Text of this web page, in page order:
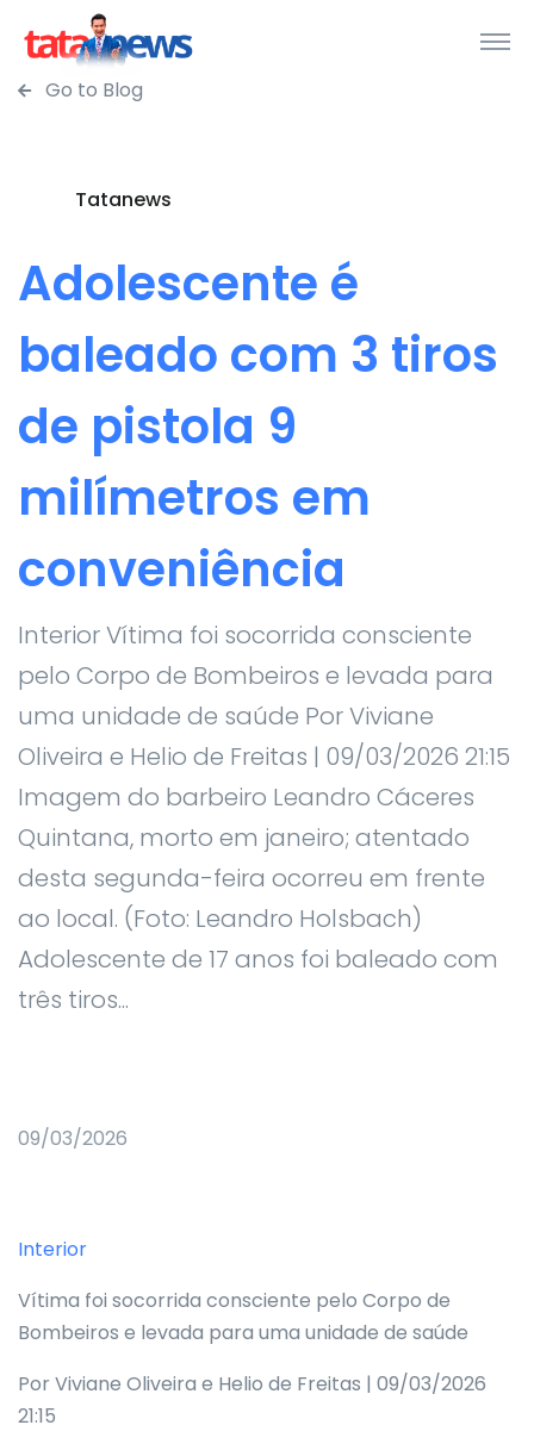
Go to Blog
Tatanews
Adolescente é
baleado com 3 tiros
de pistola 9
milímetros em
conveniência
Interior Vítima foi socorrida consciente
pelo Corpo de Bombeiros e levada para
uma unidade de saúde Por Viviane
Oliveira e Helio de Freitas | 09/03/2026 21:15
Imagem do barbeiro Leandro Cáceres
Quintana, morto em janeiro; atentado
desta segunda-feira ocorreu em frente
ao local. (Foto: Leandro Holsbach)
Adolescente de 17 anos foi baleado com
três tiros...
09/03/2026
Interior
Vítima foi socorrida consciente pelo Corpo de
Bombeiros e levada para uma unidade de saúde
Por Viviane Oliveira e Helio de Freitas | 09/03/2026
21:15